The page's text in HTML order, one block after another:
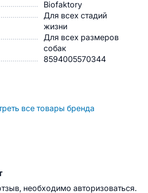
Biofaktory
Для всех стадий
жизни
Для всех размеров
собак
8594005570344
все товары бренда
необходимо авторизоваться.